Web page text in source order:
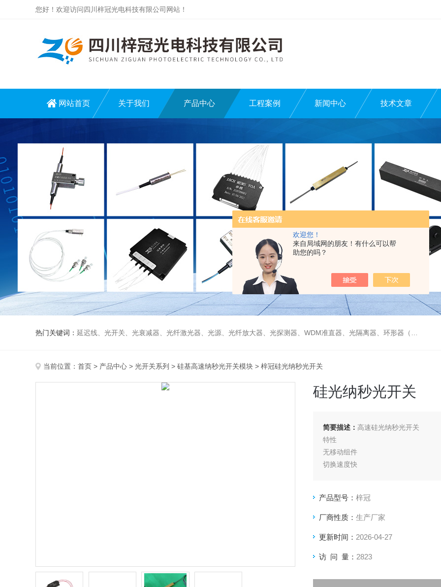
欢迎您！
来自局域网的朋友！有什么可以帮
助您的吗？
您好！欢迎访问四川梓冠光电科技有限公司网站！
网站首页 关于我们 产品中心 工程案例 新闻中心 技术文章
热门关键词： 延迟线、光开关、光衰减器、光纤激光器、光源、光纤放大器、光探测器、WDM准直器、光隔离器、环形器（三端口、四端口）、偏振分束器/合束器、起偏器、耦合器、单纤/双纤准直器、激光准直器、光纤反射镜、光纤旋转器、偏振控制器（三环、挤压式）、光栅、波分复用器（CWDM/DWDM）等
当前位置： 首页 > 产品中心 > 光开关系列 > 硅基高速纳秒光开关模块 > 梓冠硅光纳秒光开关
硅光纳秒光开关
简要描述： 高速硅光纳秒光开关
特性
无移动组件
切换速度快
稳定性和可靠性
产品型号： 梓冠
厂商性质： 生产厂家
更新时间： 2026-04-27
访 问 量： 2823